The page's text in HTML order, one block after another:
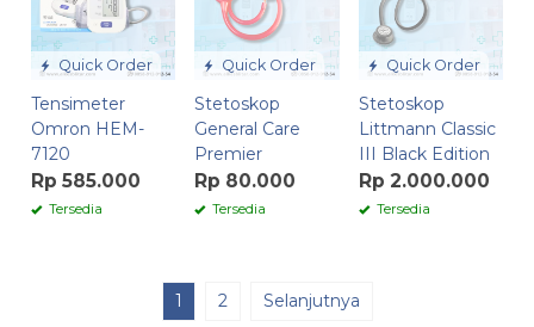
Quick Order
Tensimeter
Omron HEM-
7120
Rp 585.000
Tersedia
Quick Order
Stetoskop
General Care
Premier
Rp 80.000
Tersedia
Quick Order
Stetoskop
Littmann Classic
III Black Edition
Rp 2.000.000
Tersedia
1 2 Selanjutnya